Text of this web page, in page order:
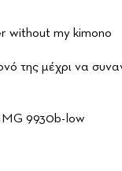
της μέχρι να